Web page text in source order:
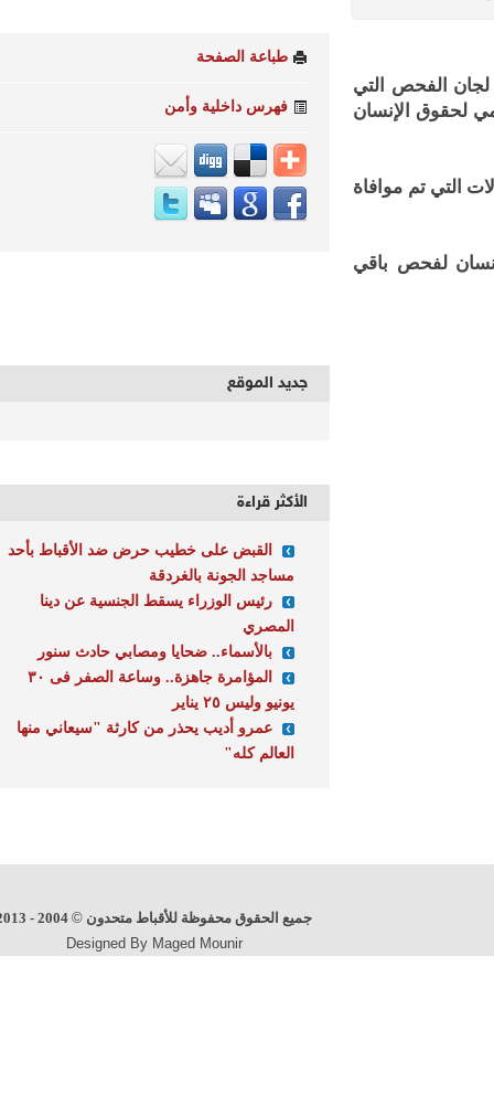
الفحص التي
لحقوق الإنسان
الحالات التي تم موافاة
لفحص باقي
طباعة الصفحة
فهرس داخلية وأمن
جديد الموقع
الأكثر قراءة
القبض على خطيب حرض ضد الأقباط بأحد
مساجد الجونة بالغردقة
رئيس الوزراء يسقط الجنسية عن دينا
المصري
بالأسماء.. ضحايا ومصابي حادث سنور
المؤامرة جاهزة.. وساعة الصفر فى ٣٠
يونيو وليس ٢٥ يناير
عمرو أديب يحذر من كارثة "سيعاني منها
العالم كله"
جميع الحقوق محفوظة للأقباط متحدون©
2004 - 2013
Designed By Maged Mounir